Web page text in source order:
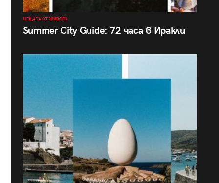
НЕЩАТА ОТ ЖИВОТА
Summer City Guide: 72 часа в Иракли